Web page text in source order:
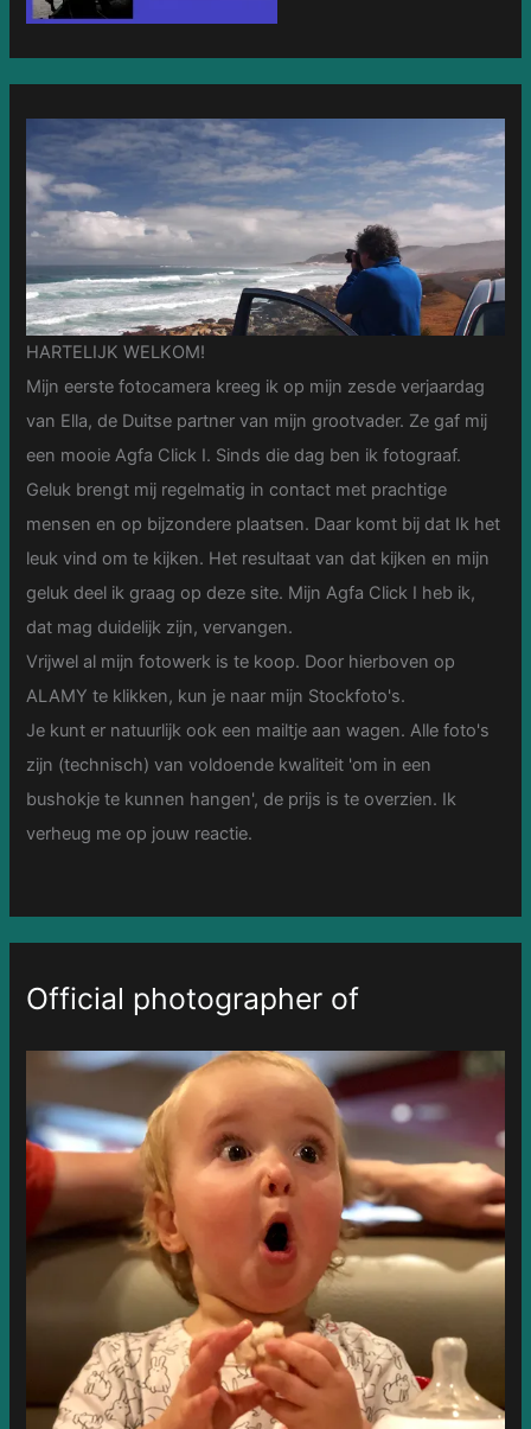
HARTELIJK WELKOM!
Mijn eerste fotocamera kreeg ik op mijn zesde verjaardag
van Ella, de Duitse partner van mijn grootvader. Ze gaf mij
een mooie Agfa Click I. Sinds die dag ben ik fotograaf.
Geluk brengt mij regelmatig in contact met prachtige
mensen en op bijzondere plaatsen. Daar komt bij dat Ik het
leuk vind om te kijken. Het resultaat van dat kijken en mijn
geluk deel ik graag op deze site. Mijn Agfa Click I heb ik,
dat mag duidelijk zijn, vervangen.
Vrijwel al mijn fotowerk is te koop. Door hierboven op
ALAMY te klikken, kun je naar mijn Stockfoto's.
Je kunt er natuurlijk ook een mailtje aan wagen. Alle foto's
zijn (technisch) van voldoende kwaliteit 'om in een
bushokje te kunnen hangen', de prijs is te overzien. Ik
verheug me op jouw reactie.
Official photographer of